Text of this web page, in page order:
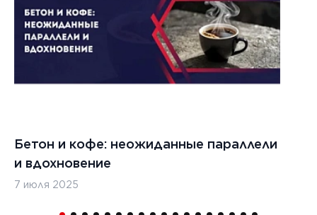
цементобетона
Бетон и кофе: неожиданные параллели
и вдохновение
7 июля 2025